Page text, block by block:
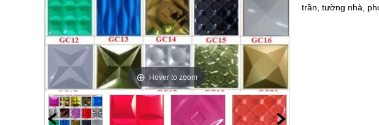
Hover to zoom
trần, tường nhà,